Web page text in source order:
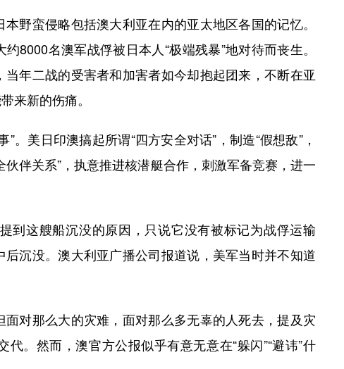
蛮侵略包括澳大利亚在内的亚太地区各国的记忆。
8000名澳军战俘被日本人“极端残暴”地对待而丧生。
年二战的受害者和加害者如今却抱起团来，不断在亚
来新的伤痛。
美日印澳搞起所谓“四方安全对话”，制造“假想敌”，
伴关系”，执意推进核潜艇合作，刺激军备竞赛，进一
这艘船沉没的原因，只说它没有被标记为战俘运输
沉没。澳大利亚广播公司报道说，美军当时并不知道
对那么大的灾难，面对那么多无辜的人死去，提及灾
。然而，澳官方公报似乎有意无意在“躲闪”“避讳”什